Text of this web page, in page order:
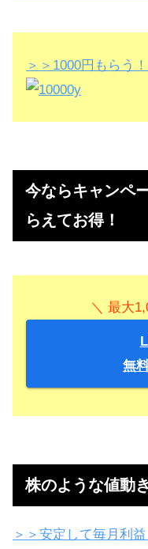
＞＞1000円もらう
今ならキャンペ
らえてお得！
＼ 最大
無